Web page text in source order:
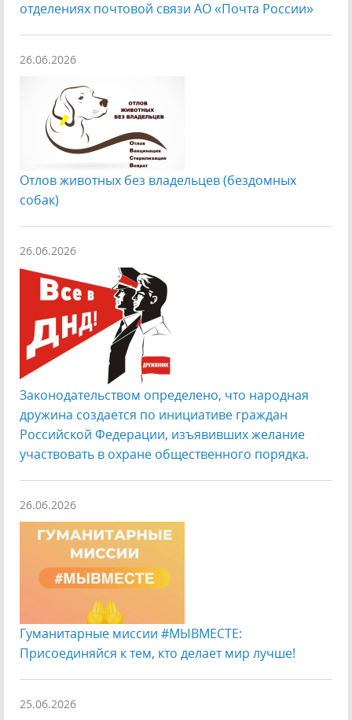
отделениях почтовой связи АО «Почта России»
26.06.2026
Отлов животных без владельцев (бездомных
собак)
26.06.2026
Законодательством определено, что народная
дружина создается по инициативе граждан
Российской Федерации, изъявивших желание
участвовать в охране общественного порядка.
26.06.2026
Гуманитарные миссии #МЫВМЕСТЕ:
Присоединяйся к тем, кто делает мир лучше!
25.06.2026